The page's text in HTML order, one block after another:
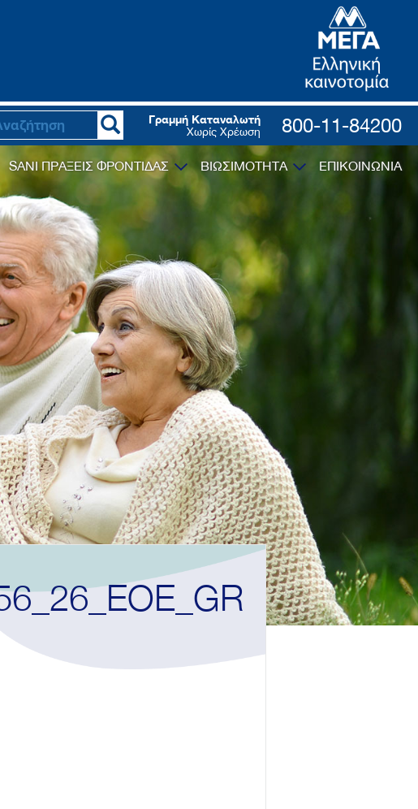
Γραμμή Καταναλωτή
Χωρίς Χρέωση 800-11-84200
SANI ΠΡΑΞΕΙΣ ΦΡΟΝΤΙΔΑΣ ΒΙΩΣΙΜΟΤΗΤΑ ΕΠΙΚΟΙΝΩΝΙΑ